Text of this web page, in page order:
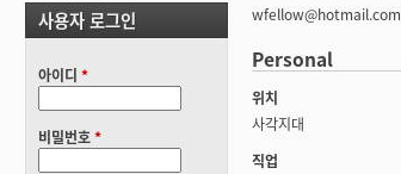
wfellow@hotmail.com
Personal
위치
사각지대
직업
사용자 로그인
아이디 *
비밀번호*